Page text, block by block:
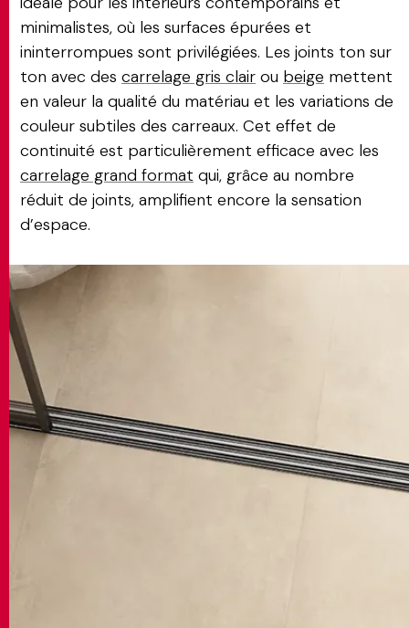
minimalistes, où les surfaces épurées et
ininterrompues sont privilégiées. Les joints ton sur
ton avec des carrelage gris clair ou beige mettent
en valeur la qualité du matériau et les variations de
couleur subtiles des carreaux. Cet effet de
continuité est particulièrement efficace avec les
carrelage grand format qui, grâce au nombre
réduit de joints, amplifient encore la sensation
d’espace.